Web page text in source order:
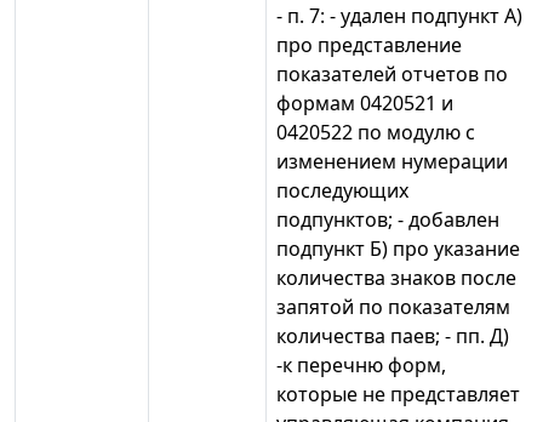
- п. 7: - удален подпункт А)
про представление
показателей отчетов по
формам 0420521 и
0420522 по модулю с
изменением нумерации
последующих
подпунктов; - добавлен
подпункт Б) про указание
количества знаков после
запятой по показателям
количества паев; - пп. Д)
-к перечню форм,
которые не представляет